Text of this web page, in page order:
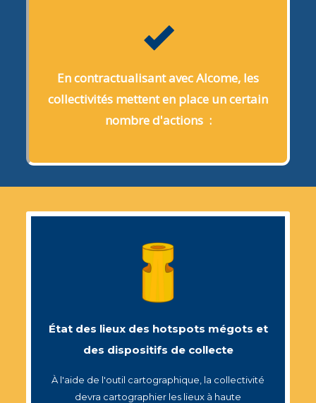
En contractualisant avec Alcome, les
collectivités mettent en place un certain
nombre d'actions :
État des lieux des hotspots mégots et
des dispositifs de collecte
À l'aide de l'outil cartographique, la collectivité
devra cartographier les lieux à haute